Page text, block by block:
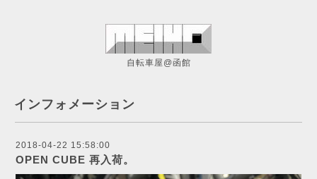
自転車屋@函館
インフォメーション
2018-04-22 15:58:00
OPEN CUBE 再入荷。